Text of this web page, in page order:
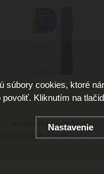
na objednávku do 14 dní
súbory cookies, ktoré
povoliť. Kliknutím na
Nastavenie